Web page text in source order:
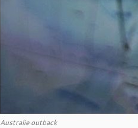
Australie outback